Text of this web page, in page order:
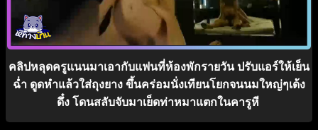
คลิปหลุดครูแนนมาเอากับแฟนที่ห้องพักรายวัน ปรับแอร์ให้เย็น
ฉ่ำ ดูดหำแล้วใส่ถุงยาง ขึ้นคร่อมนั่งเทียนโยกจนนมใหญ่ๆเด้ง
ดึ๋ง โดนสลับจับมาเย็ดท่าหมาแตกในคารูหี